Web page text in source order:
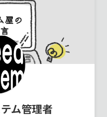
ム管理者